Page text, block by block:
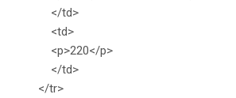
</td>
<td>
<p>220</p>
</td>
</tr>